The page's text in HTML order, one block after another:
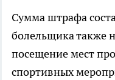
Сумма штрафа
болельщика также
посещение мест
спортивных